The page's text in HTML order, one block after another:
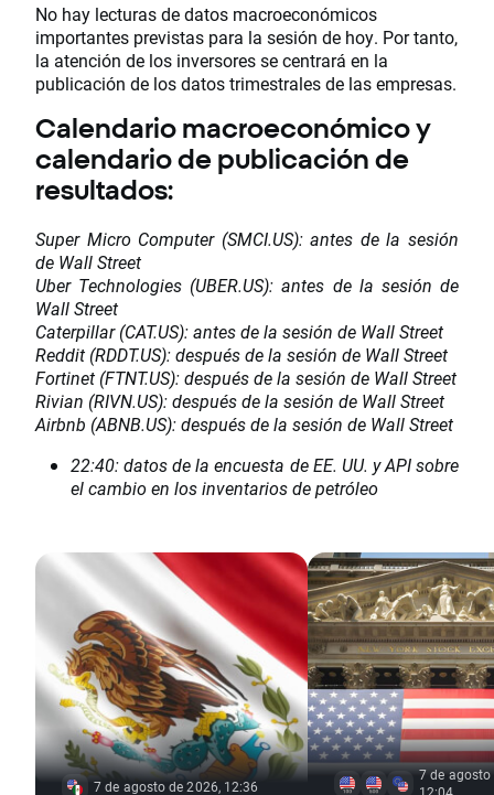
No hay lecturas de datos macroeconómicos
importantes previstas para la sesión de hoy. Por tanto,
la atención de los inversores se centrará en la
publicación de los datos trimestrales de las empresas.
Calendario macroeconómico y
calendario de publicación de
resultados:
Super Micro Computer (SMCI.US): antes de la sesión
de Wall Street
Uber Technologies (UBER.US): antes de la sesión de
Wall Street
Caterpillar (CAT.US): antes de la sesión de Wall Street
Reddit (RDDT.US): después de la sesión de Wall Street
Fortinet (FTNT.US): después de la sesión de Wall Street
Rivian (RIVN.US): después de la sesión de Wall Street
Airbnb (ABNB.US): después de la sesión de Wall Street
22:40: datos de la encuesta de EE. UU. y API sobre
el cambio en los inventarios de petróleo
7 de agosto de 2026, 12:36
7 de agosto
12:04